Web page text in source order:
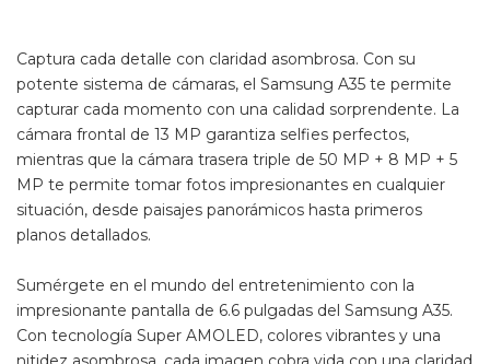
Captura cada detalle con claridad asombrosa. Con su
potente sistema de cámaras, el Samsung A35 te permite
capturar cada momento con una calidad sorprendente. La
cámara frontal de 13 MP garantiza selfies perfectos,
mientras que la cámara trasera triple de 50 MP + 8 MP + 5
MP te permite tomar fotos impresionantes en cualquier
situación, desde paisajes panorámicos hasta primeros
planos detallados.
Sumérgete en el mundo del entretenimiento con la
impresionante pantalla de 6.6 pulgadas del Samsung A35.
Con tecnología Super AMOLED, colores vibrantes y una